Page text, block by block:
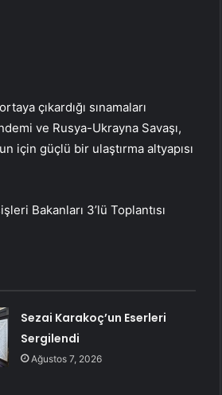
çıkardığı sınamaları
ve Rusya-Ukrayna Savaşı,
için güçlü bir ulaştırma altyapısı
Bakanları 3’lü Toplantısı
Sezai Karakoç’un Eserleri
Sergilendi
Ağustos 7, 2026